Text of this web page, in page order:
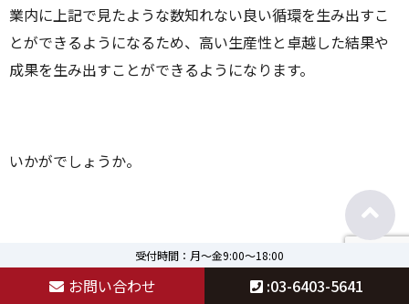
受付時間：月～金9:00～18:00
お問い合わせ :03-6403-5641
業内に上記で見たような数知れない良い循環を生み出すこ
とができるようになるため、高い生産性と卓越した結果や
成果を生み出すことができるようになります。
いかがでしょうか。
上記に上げた理念経営が実現することによる効果は、繰り
返しになりますが、企業理念を言語化しただけでは生まれ